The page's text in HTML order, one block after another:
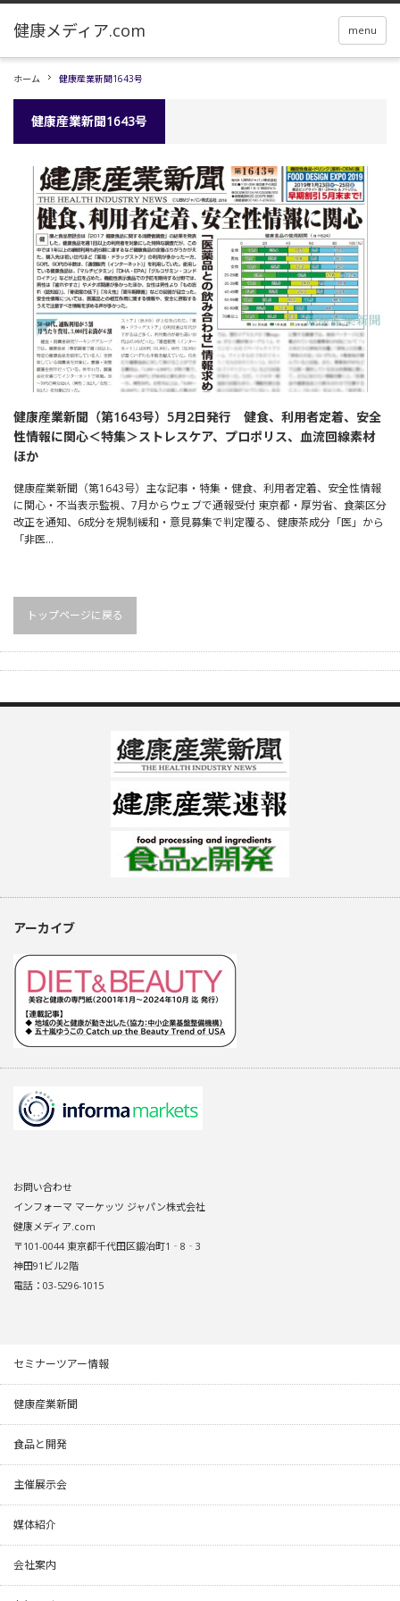
menu
ホーム 健康産業新聞1643号
健康産業新聞1643号
健康産業新聞（第1643号）5月2日発行 健食、利用者定着、安全
性情報に関心＜特集＞ストレスケア、プロポリス、血流回線素材
ほか
健康産業新聞（第1643号）主な記事・特集・健食、利用者定着、安全性情報
に関心・不当表示監視、7月からウェブで通報受付 東京都・厚労省、食薬区分
改正を通知、6成分を規制緩和・意見募集で判定覆る、健康茶成分「医」から
「非医…
トップページに戻る
アーカイブ
お問い合わせ
インフォーマ マーケッツ ジャパン株式会社
健康メディア.com
〒101-0044 東京都千代田区鍛冶町1‐8‐3
神田91ビル2階
電話：03-5296-1015
セミナーツアー情報
健康産業新聞
食品と開発
主催展示会
媒体紹介
会社案内